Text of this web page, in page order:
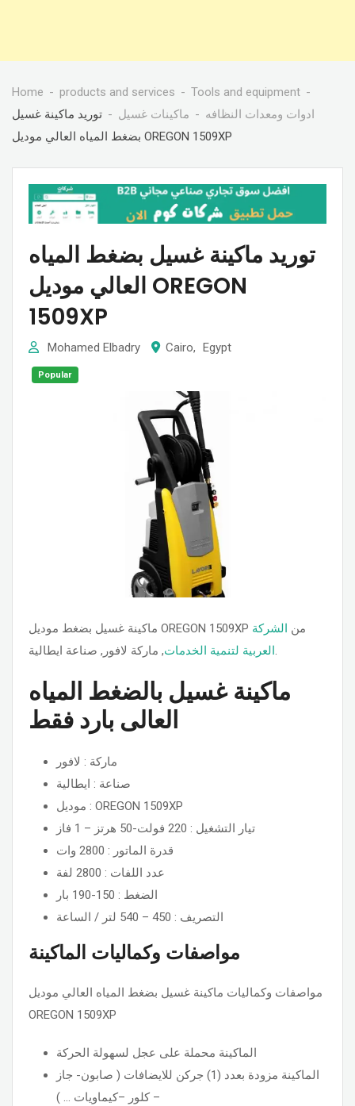
Home products and services
Tools and equipment
ادوات ومعدات النظافه
ماكينات غسيل
توريد ماكينة غسيل
بضغط المياه العالي موديل OREGON 1509XP
توريد ماكينة غسيل بضغط المياه
العالي موديل OREGON
1509XP
Mohamed Elbadry Cairo, Egypt
Popular
ماكينة غسيل بضغط موديل OREGON 1509XP من الشركة
العربية لتنمية الخدمات , ماركة لافور, صناعة ايطالية.
ماكينة غسيل بالضغط المياه
العالى بارد فقط
ماركة : لافور
صناعة : ايطالية
موديل : OREGON 1509XP
تيار التشغيل : 220 فولت-50 هرتز – 1 فاز
قدرة الماتور : 2800 وات
عدد اللفات : 2800 لفة
الضغط : 150-190 بار
التصريف : 450 – 540 لتر / الساعة
مواصفات وكماليات الماكينة
مواصفات وكماليات ماكينة غسيل بضغط المياه العالي موديل
OREGON 1509XP
الماكينة محملة على عجل لسهولة الحركة
الماكينة مزودة بعدد (1) جركن للايضافات ( صابون- جاز
– كلور –كيماويات … )